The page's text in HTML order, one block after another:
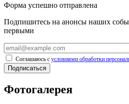
Форма успешно отправлена
Подпишитесь на анонсы наших
первыми
Соглашаюсь с условиями обработки
Подписаться
Фотогалерея